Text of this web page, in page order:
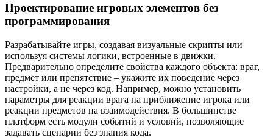
Проектирование игровых элементов без
программирования
Разрабатывайте игры, создавая визуальные скрипты или
используя системы логики, встроенные в движки.
Предварительно определите свойства каждого объекта: враг,
предмет или препятствие – укажите их поведение через
настройки, а не через код. Например, можно установить
параметры для реакции врага на приближение игрока или
реакции предметов на взаимодействия. В большинстве
платформ есть модули событий и условий, позволяющие
задавать сценарии без знания кода.